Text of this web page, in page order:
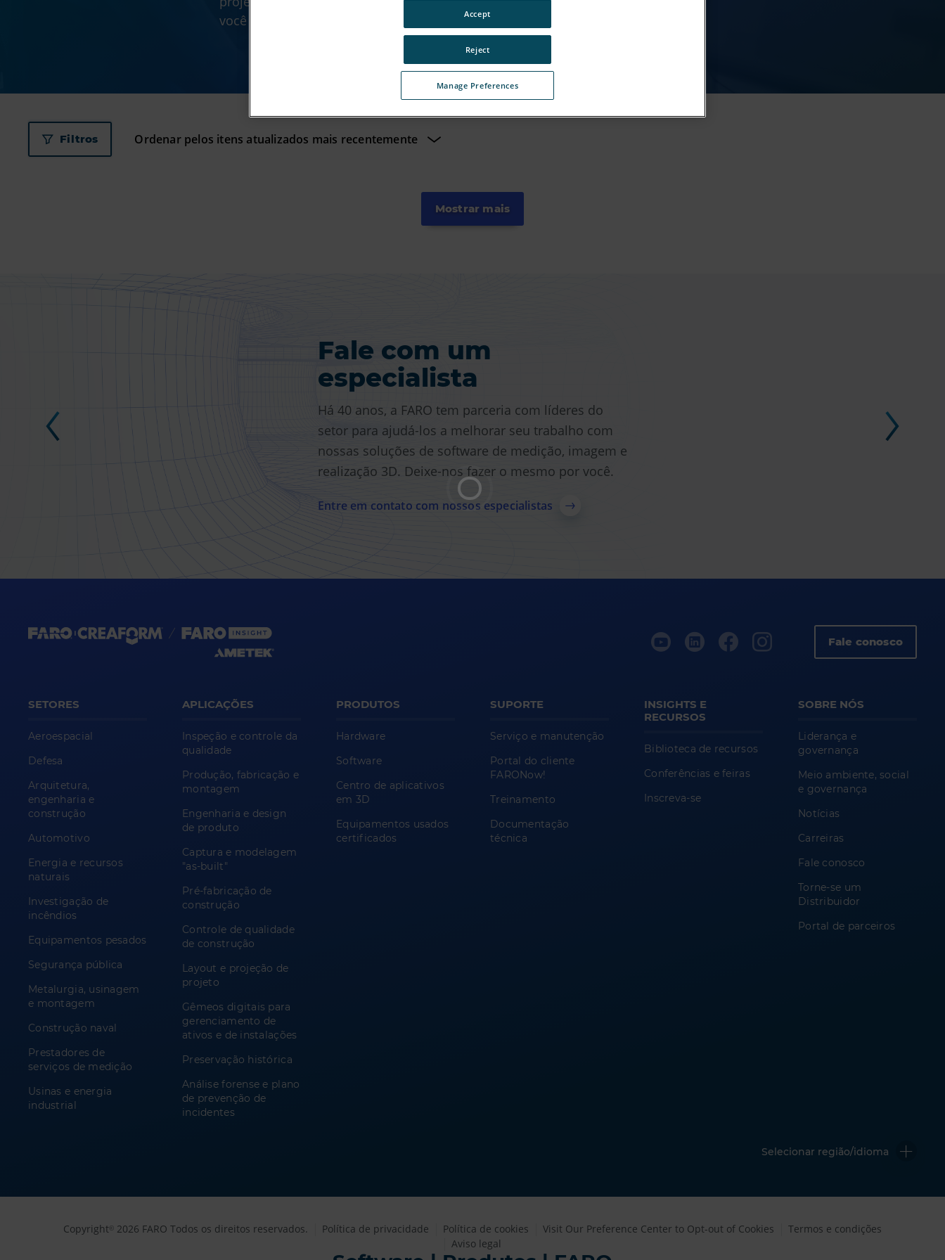
você já usa.
Filtros
Mostrar mais
Fale com um
especialista
Há 40 anos, a FARO tem parceria com líderes do
setor para ajudá-los a melhorar seu trabalho com
nossas soluções de software de medição, imagem e
realização 3D. Deixe-nos fazer o mesmo por você.
Entre em contato com nossos especialistas
Insights de software
Encontre estudos de caso, vídeos, artigos e outros
recursos relacionados às nossas soluções de
software.
Explore recursos
Fale conosco
SETORES
Aeroespacial
Defesa
Arquitetura,
engenharia e
construção
Automotivo
Energia e recursos
naturais
Investigação de
incêndios
Equipamentos pesados
Segurança pública
Metalurgia, usinagem
e montagem
Construção naval
Prestadores de
serviços de medição
Usinas e energia
industrial
APLICAÇÕES
Inspeção e controle da
qualidade
Produção, fabricação e
montagem
Engenharia e design
de produto
Captura e modelagem
"as-built"
Pré-fabricação de
construção
Controle de qualidade
de construção
Layout e projeção de
projeto
Gêmeos digitais para
gerenciamento de
ativos e de instalações
Preservação histórica
Análise forense e plano
de prevenção de
incidentes
PRODUTOS
Hardware
Software
Centro de aplicativos
em 3D
Equipamentos usados
certificados
SUPORTE
Serviço e manutenção
Portal do cliente
FARONow!
Treinamento
Documentação
técnica
INSIGHTS E
RECURSOS
Biblioteca de recursos
Conferências e feiras
Inscreva-se
SOBRE NÓS
Liderança e
governança
Meio ambiente, social
e governança
Notícias
Carreiras
Fale conosco
Torne-se um
Distribuidor
Portal de parceiros
Selecionar região/idioma
Copyright© 2026 FARO Todos os direitos reservados. Política de privacidade Política de cookies Visit Our Preference Center to Opt-out of Cookies
Termos e condições
Aviso legal
Manage Preferences
Reject
Accept